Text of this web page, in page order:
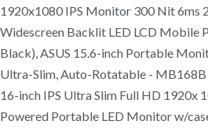
1920x1080 IPS Monitor 300 Nit 6ms
Widescreen Backlit LED LCD Mobile
Black), ASUS 15.6-inch Portable
Ultra-Slim, Auto-Rotatable -
16-inch IPS Ultra Slim Full HD 1920x
Powered Portable LED Monitor w/